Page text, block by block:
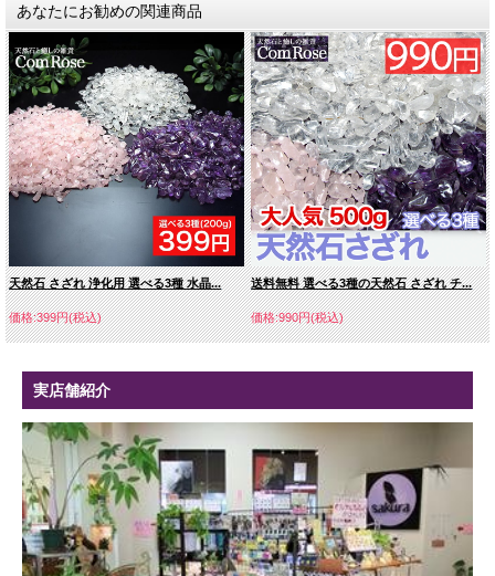
あなたにお勧めの関連商品
天然石 さざれ 浄化用 選べる3種 水晶...
価格:399円(税込)
送料無料 選べる3種の天然石 さざれ チ...
価格:990円(税込)
実店舗紹介